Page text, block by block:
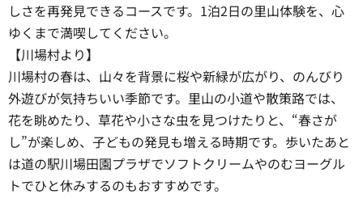
しさを再発見できるコースです。1泊2日の里山体験を、心
ゆくまで満喫してください。
【川場村より】
川場村の春は、山々を背景に桜や新緑が広がり、のんびり
外遊びが気持ちいい季節です。里山の小道や散策路では、
花を眺めたり、草花や小さな虫を見つけたりと、“春さが
し”が楽しめ、子どもの発見も増える時期です。歩いたあと
は道の駅川場田園プラザでソフトクリームやのむヨーグル
トでひと休みするのもおすすめです。